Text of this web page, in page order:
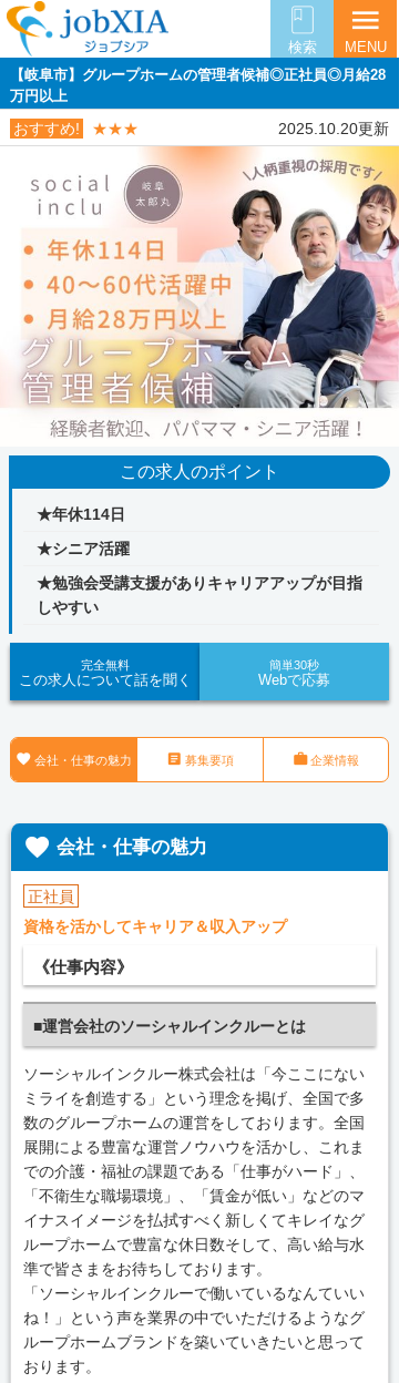
検索
menu
MENU
【岐阜市】グループホームの管理者候補◎正社員◎月給28
万円以上
おすすめ! ★★★ 2025.10.20更新
この求人のポイント
★年休114日
★シニア活躍
★勉強会受講支援がありキャリアアップが目指
しやすい
完全無料
この求人について話を聞く
簡単30秒
Webで応募
 会社・仕事の魅力  募集要項 企業情報
 会社・仕事の魅力
正社員
資格を活かしてキャリア＆収入アップ
《仕事内容》
■運営会社のソーシャルインクルーとは
ソーシャルインクルー株式会社は「今ここにない
ミライを創造する」という理念を掲げ、全国で多
数のグループホームの運営をしております。全国
展開による豊富な運営ノウハウを活かし、これま
での介護・福祉の課題である「仕事がハード」、
「不衛生な職場環境」、「賃金が低い」などのマ
イナスイメージを払拭すべく新しくてキレイなグ
ループホームで豊富な休日数そして、高い給与水
準で皆さまをお待ちしております。
「ソーシャルインクルーで働いているなんていい
ね！」という声を業界の中でいただけるようなグ
ループホームブランドを築いていきたいと思って
おります。